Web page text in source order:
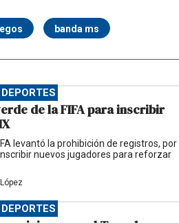
banda ms
DEPORTES
de la FIFA para inscribir
levantó la prohibición de registros, por
nuevos jugadores para reforzar
DEPORTES